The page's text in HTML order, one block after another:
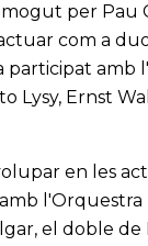
per Pau
com a
participat amb
Lysy, Ernst
en les
l'Orquestra
el doble de